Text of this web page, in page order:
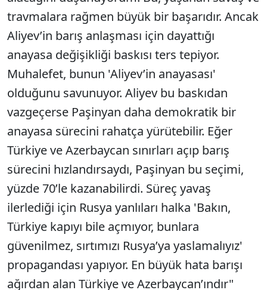
travmalara rağmen büyük bir başarıdır. Ancak
Aliyev’in barış anlaşması için dayattığı
anayasa değişikliği baskısı ters tepiyor.
Muhalefet, bunun 'Aliyev’in anayasası'
olduğunu savunuyor. Aliyev bu baskıdan
vazgeçerse Paşinyan daha demokratik bir
anayasa sürecini rahatça yürütebilir. Eğer
Türkiye ve Azerbaycan sınırları açıp barış
sürecini hızlandırsaydı, Paşinyan bu seçimi,
yüzde 70’le kazanabilirdi. Süreç yavaş
ilerlediği için Rusya yanlıları halka 'Bakın,
Türkiye kapıyı bile açmıyor, bunlara
güvenilmez, sırtımızı Rusya’ya yaslamalıyız'
propagandası yapıyor. En büyük hata barışı
ağırdan alan Türkiye ve Azerbaycan’ındır"